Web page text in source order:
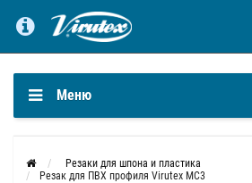
Меню
Резаки для шпона и пластика
Резак для ПВХ профиля Virutex MC3